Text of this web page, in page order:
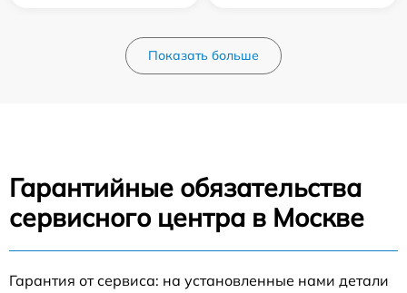
Показать больше
Гарантийные обязательства
сервисного центра в Москве
Гарантия от сервиса: на установленные нами детали